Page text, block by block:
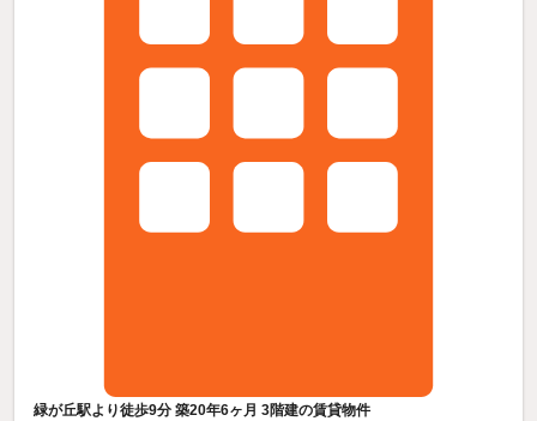
緑が丘駅より徒歩9分 築20年6ヶ月 3階建の賃貸物件